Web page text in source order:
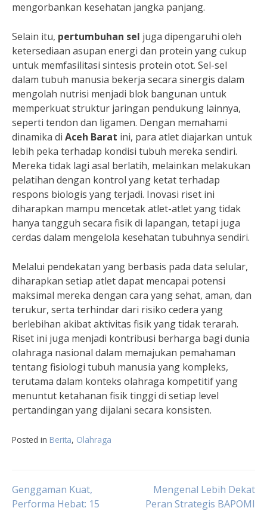
mengorbankan kesehatan jangka panjang.
Selain itu, pertumbuhan sel juga dipengaruhi oleh
ketersediaan asupan energi dan protein yang cukup
untuk memfasilitasi sintesis protein otot. Sel-sel
dalam tubuh manusia bekerja secara sinergis dalam
mengolah nutrisi menjadi blok bangunan untuk
memperkuat struktur jaringan pendukung lainnya,
seperti tendon dan ligamen. Dengan memahami
dinamika di Aceh Barat ini, para atlet diajarkan untuk
lebih peka terhadap kondisi tubuh mereka sendiri.
Mereka tidak lagi asal berlatih, melainkan melakukan
pelatihan dengan kontrol yang ketat terhadap
respons biologis yang terjadi. Inovasi riset ini
diharapkan mampu mencetak atlet-atlet yang tidak
hanya tangguh secara fisik di lapangan, tetapi juga
cerdas dalam mengelola kesehatan tubuhnya sendiri.
Melalui pendekatan yang berbasis pada data selular,
diharapkan setiap atlet dapat mencapai potensi
maksimal mereka dengan cara yang sehat, aman, dan
terukur, serta terhindar dari risiko cedera yang
berlebihan akibat aktivitas fisik yang tidak terarah.
Riset ini juga menjadi kontribusi berharga bagi dunia
olahraga nasional dalam memajukan pemahaman
tentang fisiologi tubuh manusia yang kompleks,
terutama dalam konteks olahraga kompetitif yang
menuntut ketahanan fisik tinggi di setiap level
pertandingan yang dijalani secara konsisten.
Posted in Berita, Olahraga
Navigasi
Genggaman Kuat,
Performa Hebat: 15
Mengenal Lebih Dekat
Peran Strategis BAPOMI